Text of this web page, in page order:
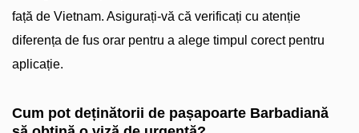
față de Vietnam. Asigurați-vă că verificați cu atenție
diferența de fus orar pentru a alege timpul corect pentru
aplicație.
Cum pot deținătorii de pașapoarte Barbadiană